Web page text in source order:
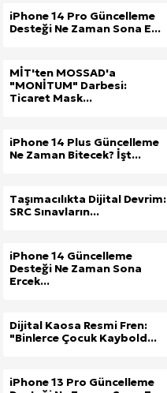
iPhone 14 Pro Güncelleme
Desteği Ne Zaman Sona E...
MİT'ten MOSSAD'a
"MONİTUM" Darbesi:
Ticaret Mask...
iPhone 14 Plus Güncelleme
Ne Zaman Bitecek? İşt...
Taşımacılıkta Dijital Devrim:
SRC Sınavların...
iPhone 14 Güncelleme
Desteği Ne Zaman Sona
Ercek...
Dijital Kaosa Resmi Fren:
"Binlerce Çocuk Kaybold...
iPhone 13 Pro Güncelleme